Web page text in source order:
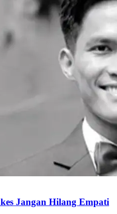
Jangan Hilang Empati